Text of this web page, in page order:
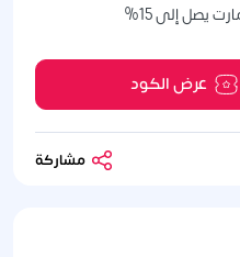
يصل إلى 15%
عرض الكود